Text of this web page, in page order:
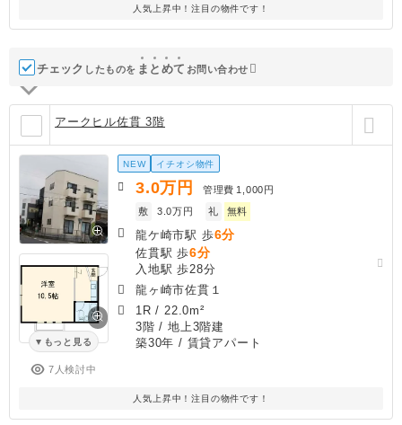
人気上昇中！注目の物件です！
チェック したものを ま と めて お問い合わせ
アークヒル佐貫 3階
もっと見る
7人検討中
NEW イチオシ物件
3.0万円 管理費 1,000円
敷
3.0万円 礼 無料
龍ケ崎市駅 歩6分
佐貫駅 歩6分
入地駅 歩28分
龍ヶ崎市佐貫１
1R / 22.0m²
3階 / 地上3階建
築30年 / 賃貸アパート
人気上昇中！注目の物件です！